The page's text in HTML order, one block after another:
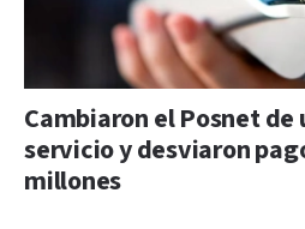
Cambiaron el Posnet de
servicio y desviaron
millones